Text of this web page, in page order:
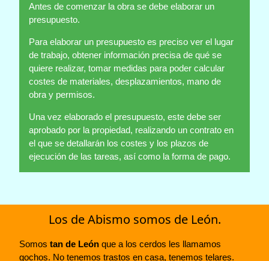
Antes de comenzar la obra se debe elaborar un
presupuesto.
Para elaborar un presupuesto es preciso ver el lugar
de trabajo, obtener información precisa de qué se
quiere realizar, tomar medidas para poder calcular
costes de materiales, desplazamientos, mano de
obra y permisos.
Una vez elaborado el presupuesto, este debe ser
aprobado por la propiedad, realizando un contrato en
el que se detallarán los costes y los plazos de
ejecución de las tareas, así como la forma de pago.
Los de Abismo somos de León.
Somos tan de León que a los cerdos les llamamos
gochos. No tenemos trastos en casa, tenemos telares.